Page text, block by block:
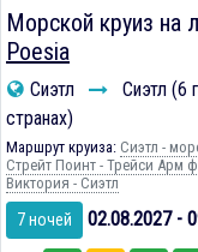
Морской круиз на
Poesia
Сиэтл
Сиэтл (6
странах)
Маршрут круиза: Сиэтл -
Стрейт Поинт - Трейси Арм
Виктория - Сиэтл
7 ночей 02.08.2027 -